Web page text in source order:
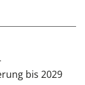
bis 2029